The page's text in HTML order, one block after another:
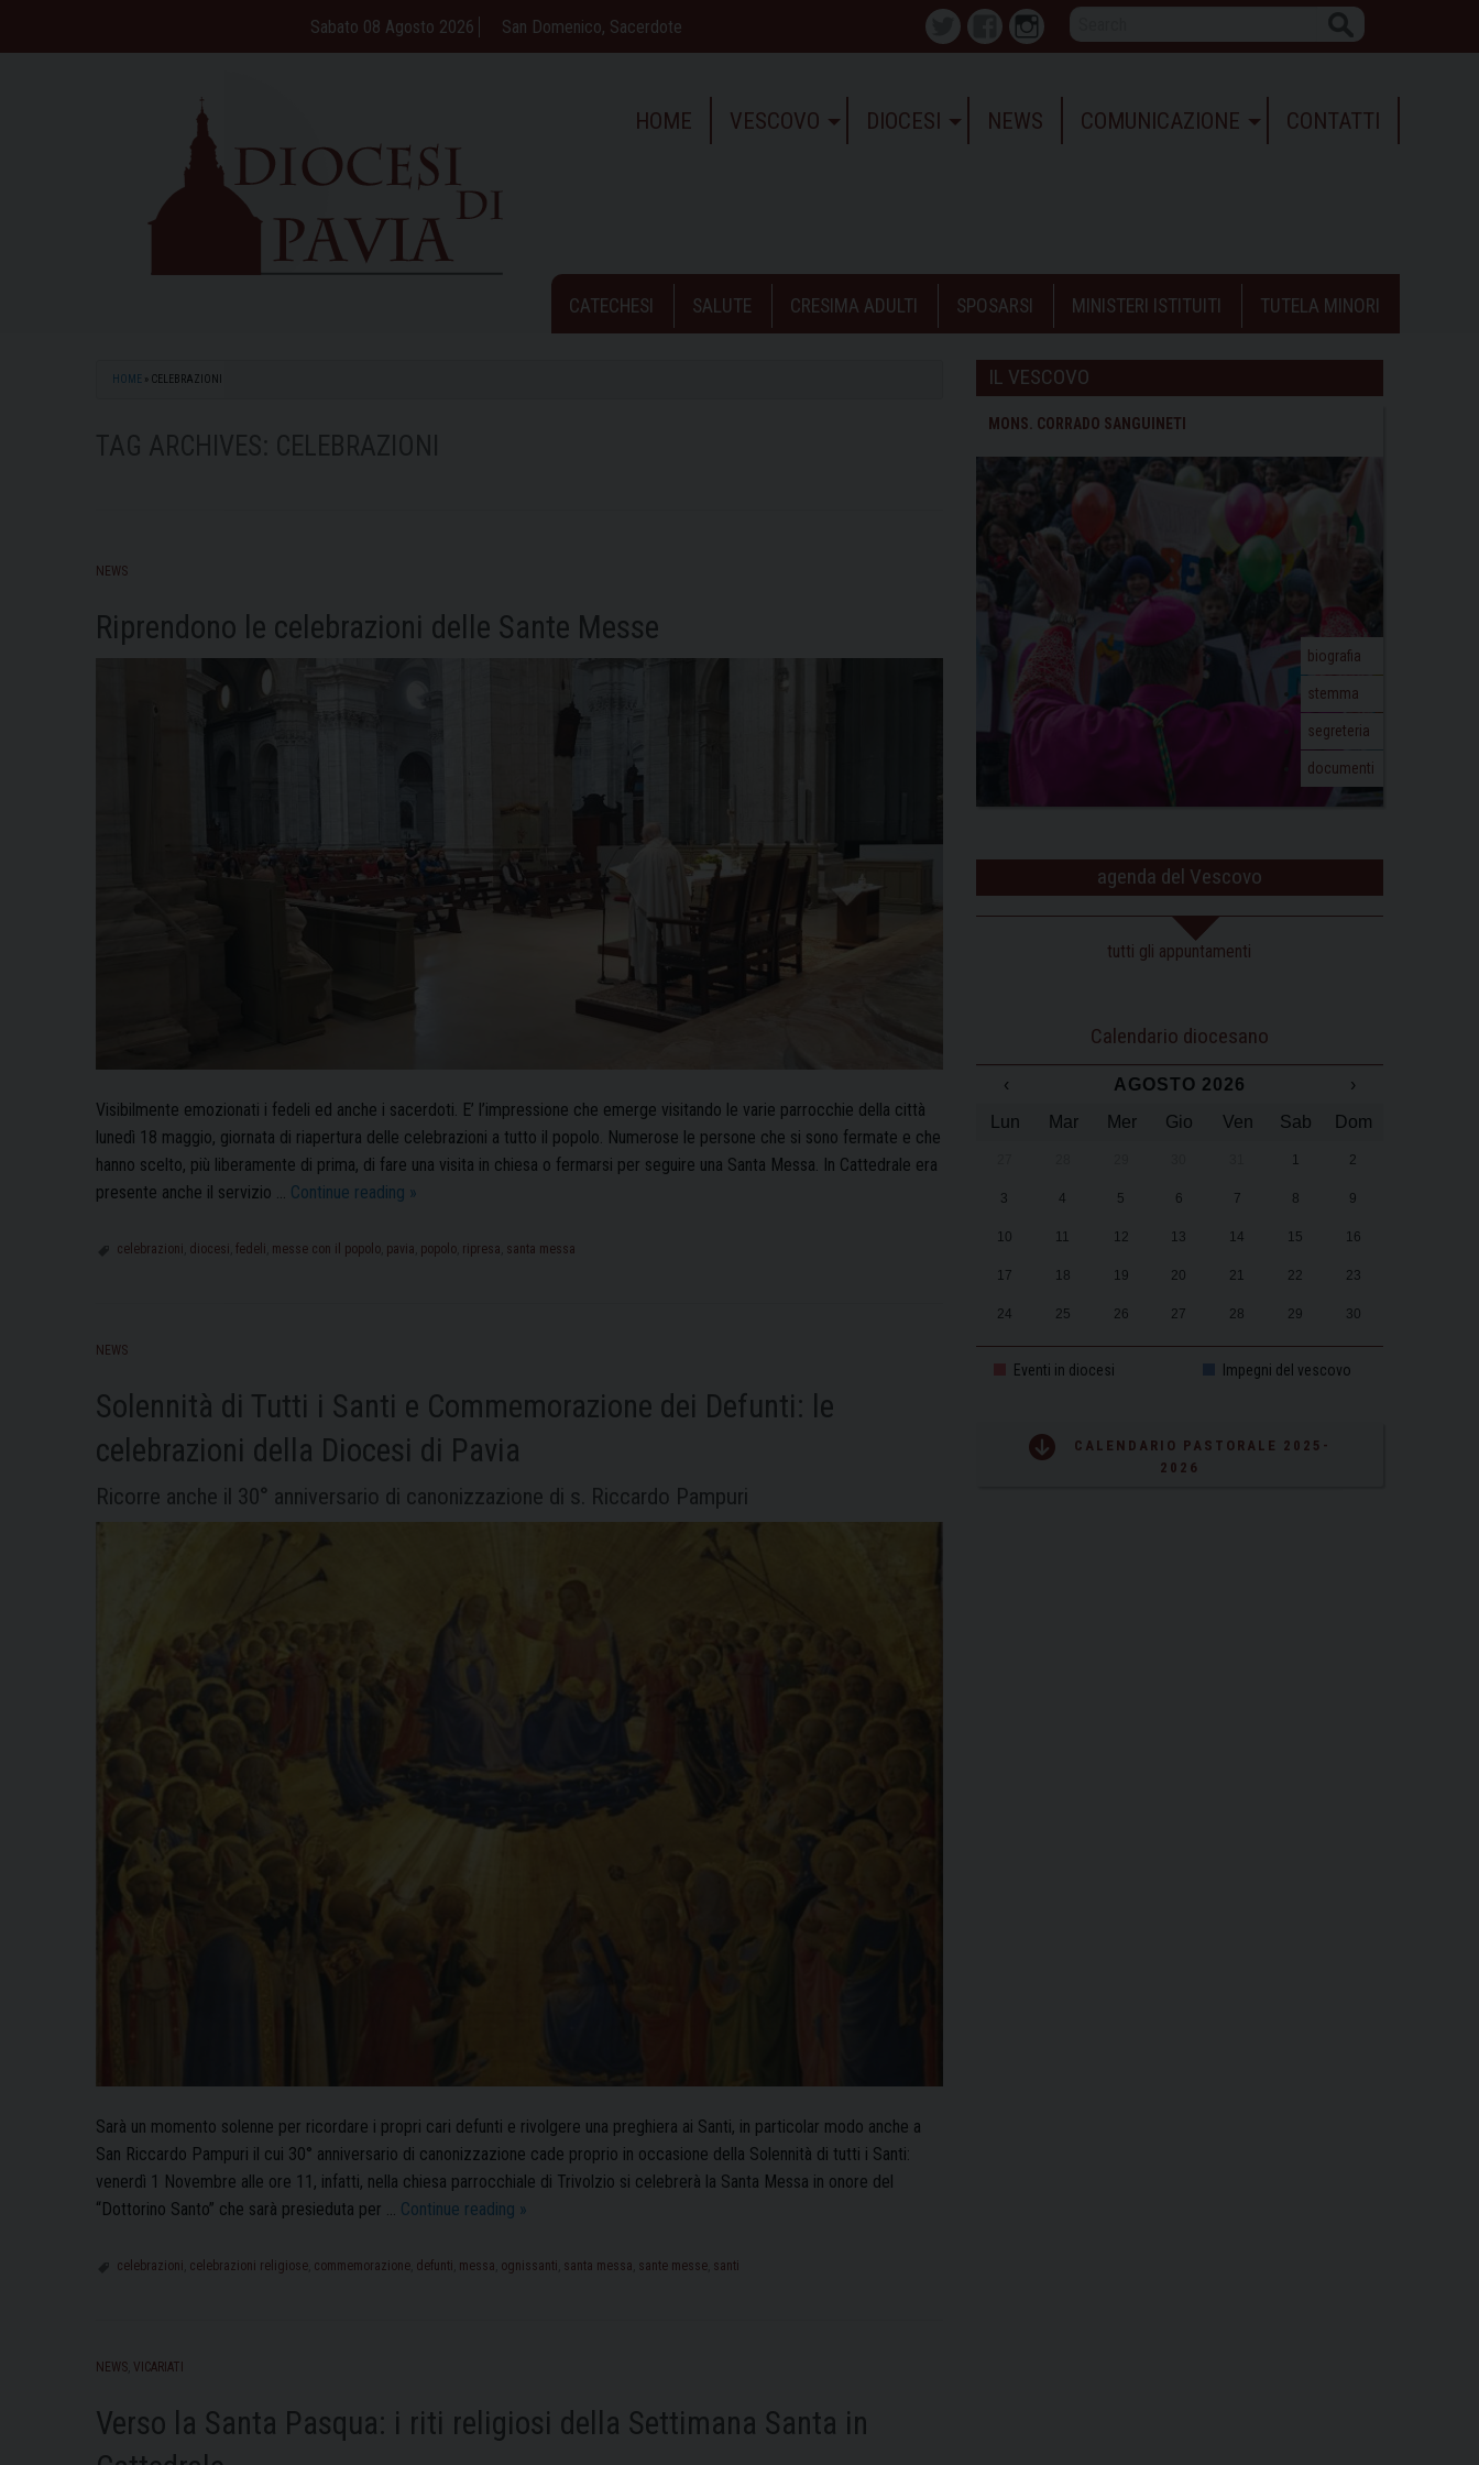
Sabato 08 Agosto 2026 San Domenico, Sacerdote Twitter FacebookInstagram
HOME VESCOVO DIOCESI NEWS COMUNICAZIONE CONTATTI
CATECHESI SALUTE CRESIMA ADULTI SPOSARSI MINISTERI ISTITUITI TUTELA MINORI
HOME » CELEBRAZIONI
NEWS
Riprendono le celebrazioni delle Sante Messe
Visibilmente emozionati i fedeli ed anche i sacerdoti. E’ l’impressione che emerge visitando le varie parrocchie della città
lunedì 18 maggio, giornata di riapertura delle celebrazioni a tutto il popolo. Numerose le persone che si sono fermate e che
hanno scelto, più liberamente di prima, di fare una visita in chiesa o fermarsi per seguire una Santa Messa. In Cattedrale era
presente anche il servizio … Continue reading Riprendono
celebrazioni
»
celebrazioni diocesi fedeli messe con il popolo pavia popolo ripresa santa messa
NEWS
Solennità di Tutti i Santi e Commemorazione dei Defunti: le
celebrazioni della Diocesi di Pavia
Ricorre anche il 30° anniversario di canonizzazione di s. Riccardo Pampuri
Sarà un momento solenne per ricordare i propri cari defunti e rivolgere una preghiera ai Santi, in particolar modo anche a
San Riccardo Pampuri il cui 30° anniversario di canonizzazione cade proprio in occasione della Solennità di tutti i Santi:
venerdì 1 Novembre alle ore 11, infatti, nella chiesa parrocchiale di Trivolzio si celebrerà la Santa Messa in onore del
“Dottorino Santo” che sarà presieduta per … Continue reading Solennità
Tutti
Defunti:
»
celebrazioni celebrazioni religiose commemorazione defunti messa ognissanti santa messa sante messe santi
NEWS VICARIATI
Verso la Santa Pasqua: i riti religiosi della Settimana Santa in
IL VESCOVO
MONS. CORRADO SANGUINETI
biografia
stemma
segreteria
documenti
agenda del Vescovo
tutti gli appuntamenti
Calendario diocesano
‹ AGOSTO 2026
›
Lun
Mar Mer Gio Ven Sab Dom
1 2
3 4 5 6 7 8 9
10 11 12 13 14 15 16
17 18 19 20 21 22 23
24 25 26 27 28 29 30
31 1 2 3 4 5 6
Eventi in diocesi Impegni del vescovo
CALENDARIO PASTORALE 2025-
2026